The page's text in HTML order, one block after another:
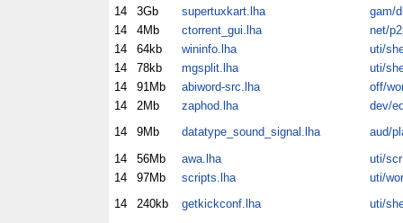
14
3Gb supertuxkart.lha
gam/
14
4Mb ctorrent_gui.lha
net/
14
64kb wininfo.lha
uti/
14
78kb mgsplit.lha
uti/
14
91Mb abiword-src.lha
off/
14
2Mb zaphod.lha
dev/
14
9Mb datatype_sound_signal.lha
aud/
14
56Mb awa.lha
uti/scr
14
97Mb scripts.lha
uti/wor
14
240kb getkickconf.lha
uti/